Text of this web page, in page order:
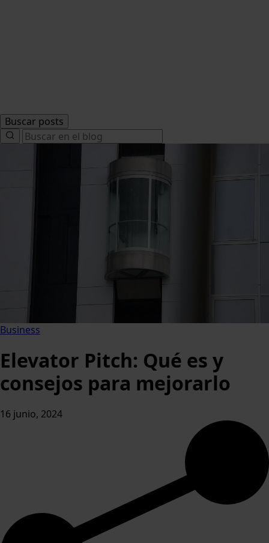
Buscar posts
Search
for:
Business
Elevator Pitch: Qué es y
consejos para mejorarlo
16 junio, 2024